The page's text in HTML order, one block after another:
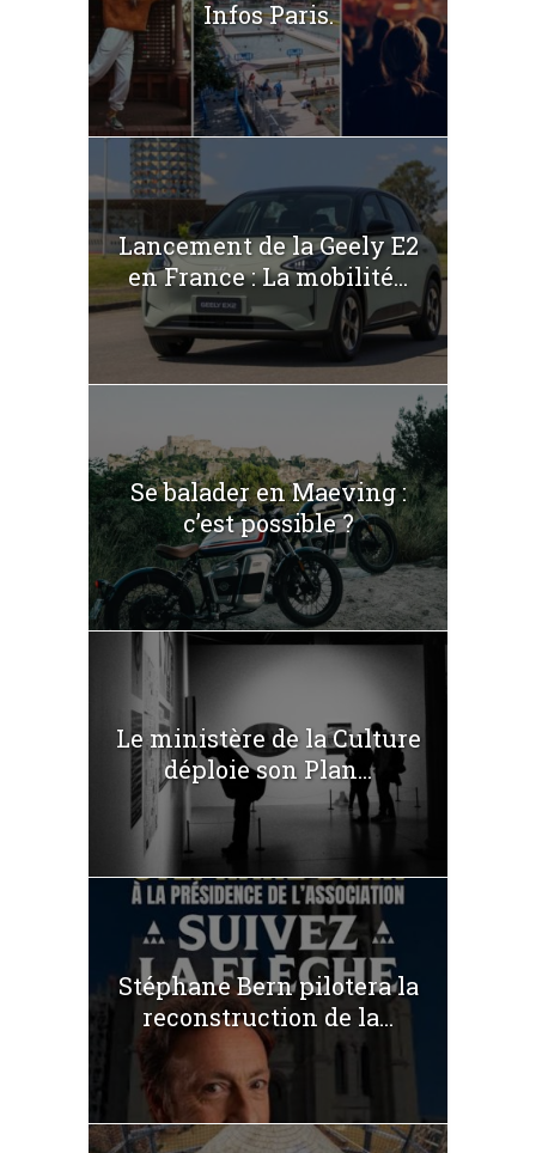
Infos Paris.
Lancement de la Geely E2
en France : La mobilité...
Se balader en Maeving :
c’est possible ?
Le ministère de la Culture
déploie son Plan...
Stéphane Bern pilotera la
reconstruction de la...